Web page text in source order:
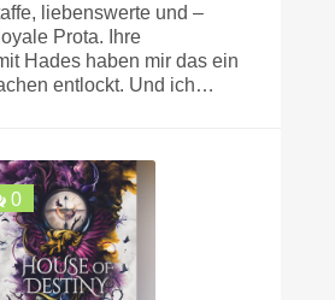
liebenswerte und –
Prota. Ihre
Hades haben mir das ein
entlockt. Und ich…
0